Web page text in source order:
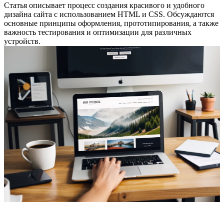
Статья описывает процесс создания красивого и удобного
дизайна сайта с использованием HTML и CSS. Обсуждаются
основные принципы оформления, прототипирования, а также
важность тестирования и оптимизации для различных
устройств.